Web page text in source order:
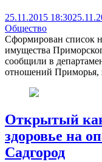
25.11.2015 18:30
Общество
Сформирован список
имущества
сообщили в
отношений Приморья,
Открытый
здоровье на
Садгород